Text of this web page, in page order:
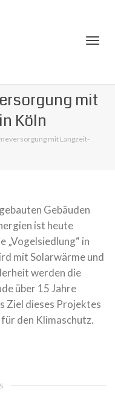
mit
Köln
mit Langzeit-
Gebäuden
ist heute
„Vogelsiedlung“ in
mit Solarwärme und
werden die
über 15 Jahre
Ziel dieses Projektes
den Klimaschutz.